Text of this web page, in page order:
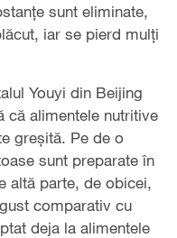
sunt eliminate,
iar se pierd mulți
Youyi din Beijing
că alimentele nutritive
greșită. Pe de o
sunt preparate în
altă parte, de obicei,
comparativ cu
deja la alimentele